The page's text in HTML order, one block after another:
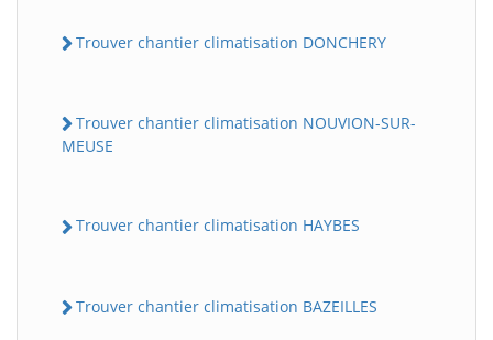
Trouver chantier climatisation DONCHERY
Trouver chantier climatisation NOUVION-SUR-
MEUSE
Trouver chantier climatisation HAYBES
Trouver chantier climatisation BAZEILLES